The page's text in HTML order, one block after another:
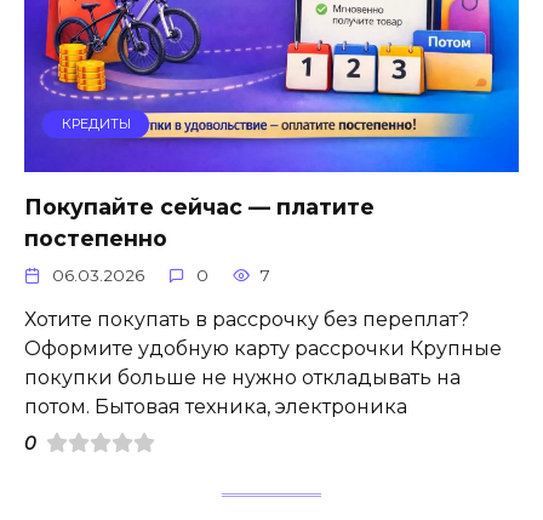
КРЕДИТЫ
Покупайте сейчас — платите
постепенно
06.03.2026 0 7
Хотите покупать в рассрочку без переплат?
Оформите удобную карту рассрочки Крупные
покупки больше не нужно откладывать на
потом. Бытовая техника, электроника
0